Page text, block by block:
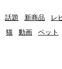
話題 新商品
レ
猫 動画 ペット